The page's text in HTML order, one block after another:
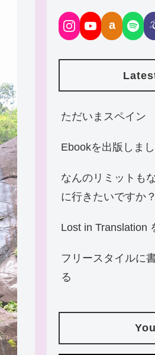
a
ただいまスペイン
Ebookを出版しま
なんのリミットも
に行きたいですか？
Lost in Translation
フリースタイルに
る